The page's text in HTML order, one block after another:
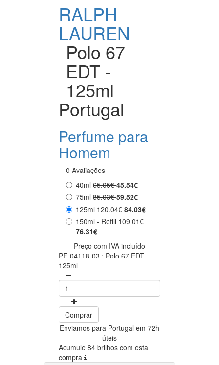
RALPH
LAUREN
Polo 67
EDT -
125ml
Portugal
Perfume para
Homem
0 Avaliações
40ml 65.05€45.54€
75ml 85.03€59.52€
125ml 120.04€84.03€
150ml - Refill 109.01€
76.31€
Preço com IVA incluído
PF-04118-03 : Polo 67 EDT -
125ml
Comprar
Enviamos para Portugal em 72h
úteis
Acumule 84 brilhos com esta
compra